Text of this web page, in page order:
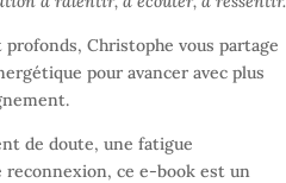
Christophe vous partage
pour avancer avec plus
de doute, une fatigue
ce e-book est un